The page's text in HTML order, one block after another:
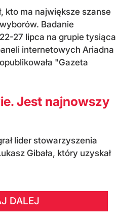
kto ma największe szanse
Badanie
27 lipca na grupie tysiąca
internetowych Ariadna
"Gazeta
Jest najnowszy
lider stowarzyszenia
Gibała, który uzyskał
DALEJ